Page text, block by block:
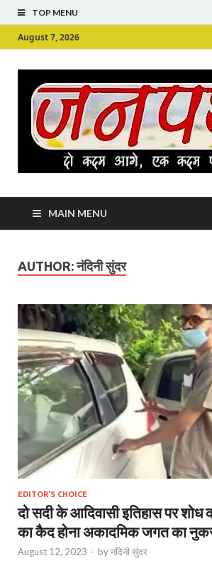
TOP MENU
August 7, 2026
MAIN MENU
AUTHOR:नंदिनी सुंदर
EDITOR'S CHOICE
दो सदी के आदिवासी इतिहास पर शोध
का कैद होना अकादमिक जगत का
August 12, 2023 - byनंदिनी सुंदर